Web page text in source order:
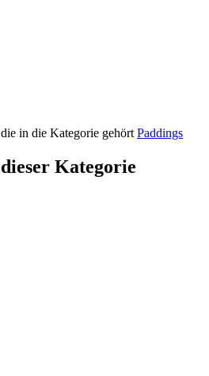
in die Kategorie gehört Paddings
Kategorie